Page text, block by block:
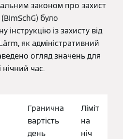
законом про захист
було
інструкцію із захисту від
як адміністративний
огляд значень для
нічний час.
Гранична
вартість
день
Ліміт
на
ніч